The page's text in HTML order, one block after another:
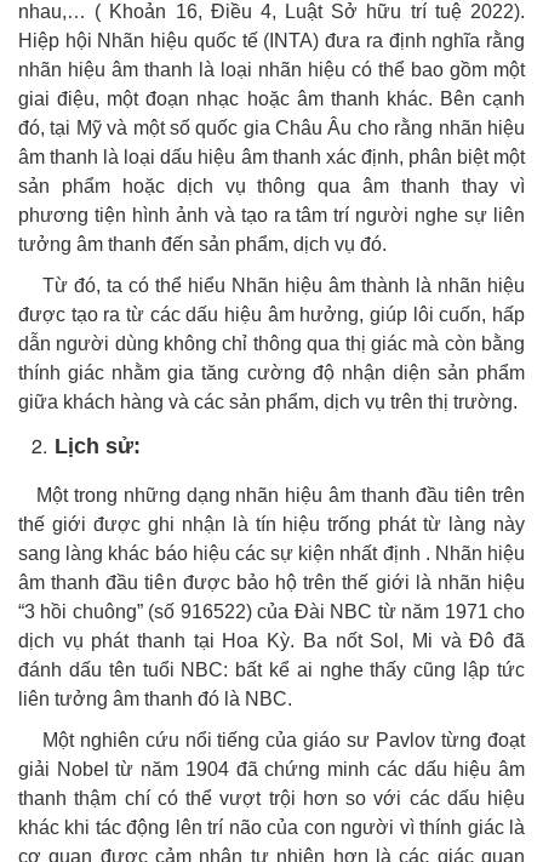
nhau,… ( Khoản 16, Điều 4, Luật Sở hữu trí tuệ 2022).
Hiệp hội Nhãn hiệu quốc tế (INTA) đưa ra định nghĩa rằng
nhãn hiệu âm thanh là loại nhãn hiệu có thể bao gồm một
giai điệu, một đoạn nhạc hoặc âm thanh khác. Bên cạnh
đó, tại Mỹ và một số quốc gia Châu Âu cho rằng nhãn hiệu
âm thanh là loại dấu hiệu âm thanh xác định, phân biệt một
sản phẩm hoặc dịch vụ thông qua âm thanh thay vì
phương tiện hình ảnh và tạo ra tâm trí người nghe sự liên
tưởng âm thanh đến sản phẩm, dịch vụ đó.
Từ đó, ta có thể hiểu Nhãn hiệu âm thành là nhãn hiệu
được tạo ra từ các dấu hiệu âm hưởng, giúp lôi cuốn, hấp
dẫn người dùng không chỉ thông qua thị giác mà còn bằng
thính giác nhằm gia tăng cường độ nhận diện sản phẩm
giữa khách hàng và các sản phẩm, dịch vụ trên thị trường.
Lịch sử:
Một trong những dạng nhãn hiệu âm thanh đầu tiên trên
thế giới được ghi nhận là tín hiệu trống phát từ làng này
sang làng khác báo hiệu các sự kiện nhất định . Nhãn hiệu
âm thanh đầu tiên được bảo hộ trên thế giới là nhãn hiệu
“3 hồi chuông” (số 916522) của Đài NBC từ năm 1971 cho
dịch vụ phát thanh tại Hoa Kỳ. Ba nốt Sol, Mi và Đô đã
đánh dấu tên tuổi NBC: bất kể ai nghe thấy cũng lập tức
liên tưởng âm thanh đó là NBC.
Một nghiên cứu nổi tiếng của giáo sư Pavlov từng đoạt
giải Nobel từ năm 1904 đã chứng minh các dấu hiệu âm
thanh thậm chí có thể vượt trội hơn so với các dấu hiệu
khác khi tác động lên trí não của con người vì thính giác là
cơ quan được cảm nhận tự nhiên hơn là các giác quan